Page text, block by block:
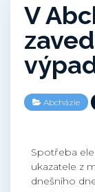
V
Abcházie
Spotřeba
ukazatele z
dnešního